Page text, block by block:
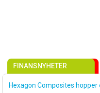
FINANSNYHETER
Hexagon Composites